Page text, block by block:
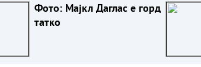
Фото: Мајкл Даглас е горд
татко